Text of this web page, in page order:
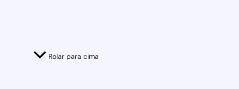
Rolar para cima